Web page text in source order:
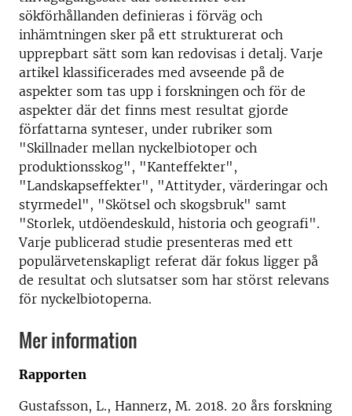
sökförhållanden definieras i förväg och
inhämtningen sker på ett strukturerat och
upprepbart sätt som kan redovisas i detalj. Varje
artikel klassificerades med avseende på de
aspekter som tas upp i forskningen och för de
aspekter där det finns mest resultat gjorde
författarna synteser, under rubriker som
"Skillnader mellan nyckelbiotoper och
produktionsskog", "Kanteffekter",
"Landskapseffekter", "Attityder, värderingar och
styrmedel", "Skötsel och skogsbruk" samt
"Storlek, utdöendeskuld, historia och geografi".
Varje publicerad studie presenteras med ett
populärvetenskapligt referat där fokus ligger på
de resultat och slutsatser som har störst relevans
för nyckelbiotoperna.
Mer information
Rapporten
Gustafsson, L., Hannerz, M. 2018. 20 års forskning